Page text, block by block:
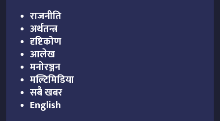
राजनीति
अर्थतन्त्र
दृष्टिकोण
आलेख
मनोरञ्जन
मल्टिमिडिया
सबै खबर
English